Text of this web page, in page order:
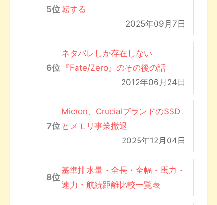
転する
2025年09月7日
ネタバレしか存在しない
『Fate/Zero』のその後の話
2012年06月24日
Micron、CrucialブランドのSSD
とメモリ事業撤退
2025年12月04日
基準排水量・全長・全幅・馬力・
速力・航続距離比較一覧表